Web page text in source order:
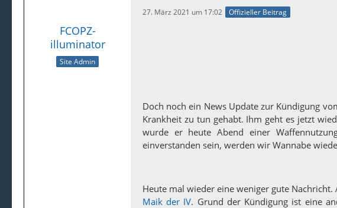
FCOPZ-
illuminator
Site Admin
27. März 2021 um 17:02 Offizieller Beitrag
Doch noch ein News Update zur Kündigung
Krankheit zu tun gehabt. Ihm geht es jetzt
wurde er heute Abend einer
einverstanden sein, werden wir Wannabe
Heute mal wieder eine weniger gute
Maik der IV. Grund der Kündigung ist eine